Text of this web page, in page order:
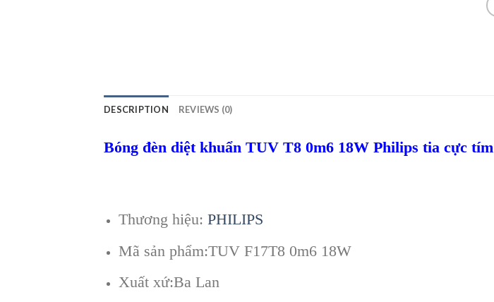
DESCRIPTION REVIEWS (0)
Bóng đèn diệt khuẩn TUV T8 0m6 18W Philips tia cực tím
Thương hiệu: PHILIPS
Mã sản phẩm:TUV F17T8 0m6 18W
Xuất xứ:Ba Lan